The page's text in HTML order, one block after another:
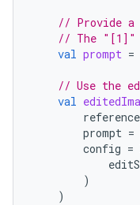
// Provide a
// The "[1]"
val prompt =
// Use the
val
prompt =
config =
)
)